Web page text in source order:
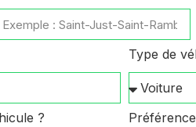
Type de
?